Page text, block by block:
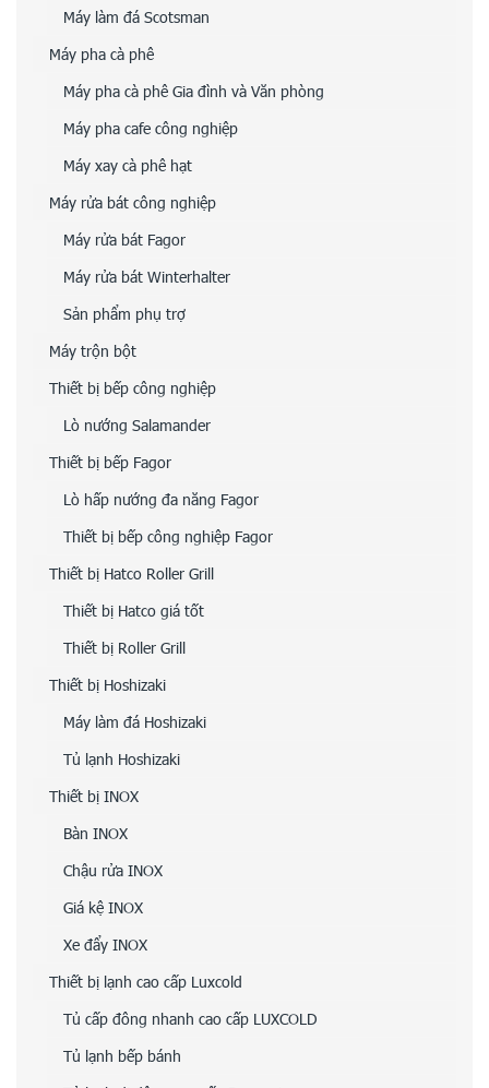
Máy làm đá Scotsman
Máy pha cà phê
Máy pha cà phê Gia đình và Văn phòng
Máy pha cafe công nghiệp
Máy xay cà phê hạt
Máy rửa bát công nghiệp
Máy rửa bát Fagor
Máy rửa bát Winterhalter
Sản phẩm phụ trợ
Máy trộn bột
Thiết bị bếp công nghiệp
Lò nướng Salamander
Thiết bị bếp Fagor
Lò hấp nướng đa năng Fagor
Thiết bị bếp công nghiệp Fagor
Thiết bị Hatco Roller Grill
Thiết bị Hatco giá tốt
Thiết bị Roller Grill
Thiết bị Hoshizaki
Máy làm đá Hoshizaki
Tủ lạnh Hoshizaki
Thiết bị INOX
Bàn INOX
Chậu rửa INOX
Giá kệ INOX
Xe đẩy INOX
Thiết bị lạnh cao cấp Luxcold
Tủ cấp đông nhanh cao cấp LUXCOLD
Tủ lạnh bếp bánh